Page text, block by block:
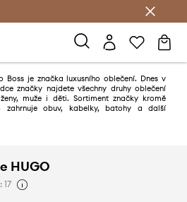
Boss je značka luxusního oblečení. Dnes v
značky najdete všechny druhy oblečení
muže i děti. Sortiment značky kromě
zahrnuje obuv, kabelky, batohy a další
HUGO